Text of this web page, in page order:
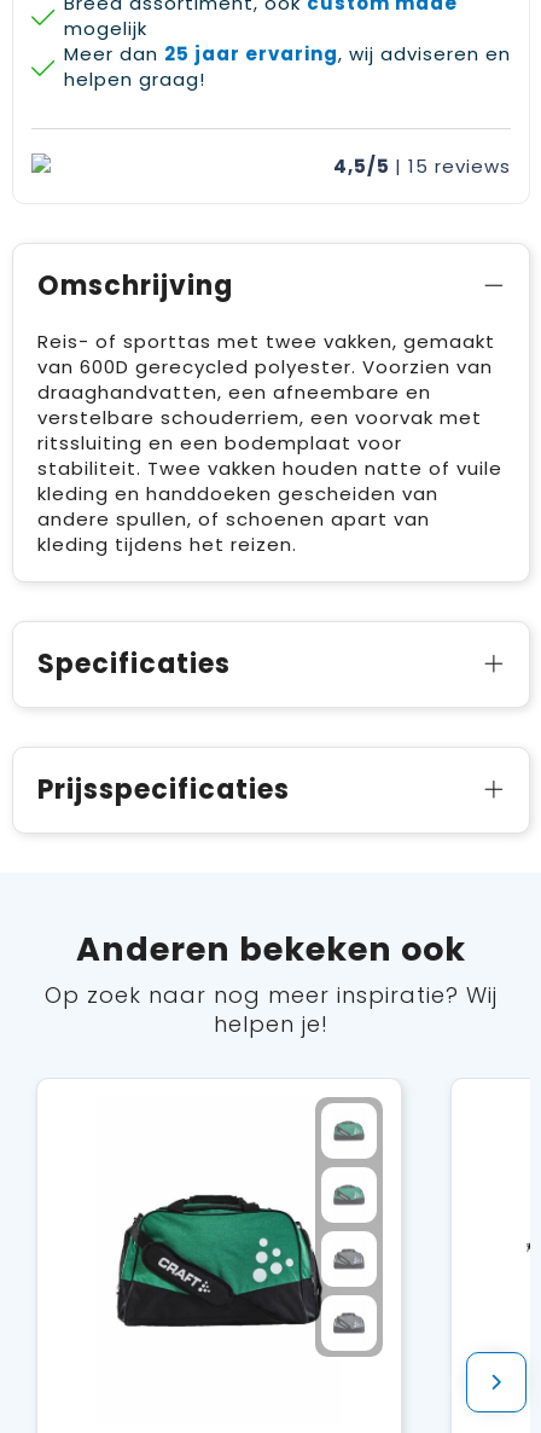
mogelijk
Meer dan 25 jaar ervaring, wij adviseren en
helpen graag!
4,5/5 | 15 reviews
Omschrijving
Reis- of sporttas met twee vakken, gemaakt
van 600D gerecycled polyester. Voorzien van
draaghandvatten, een afneembare en
verstelbare schouderriem, een voorvak met
ritssluiting en een bodemplaat voor
stabiliteit. Twee vakken houden natte of vuile
kleding en handdoeken gescheiden van
andere spullen, of schoenen apart van
kleding tijdens het reizen.
Specificaties
Prijsspecificaties
Anderen bekeken ook
Op zoek naar nog meer inspiratie? Wij
helpen je!